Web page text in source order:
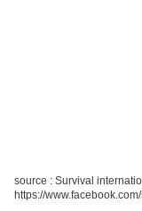
source : Survival
https://